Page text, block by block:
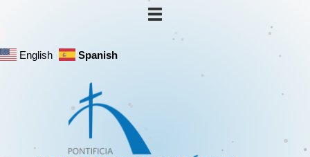
English Spanish